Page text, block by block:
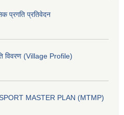
प्रगति प्रतिवेदन
विवरण (Village Profile)
MASTER PLAN (MTMP)